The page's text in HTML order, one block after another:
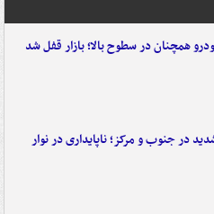
همچنان در سطوح بالا؛ بازار قفل شد
در جنوب و مرکز؛ ناپایداری در نوار